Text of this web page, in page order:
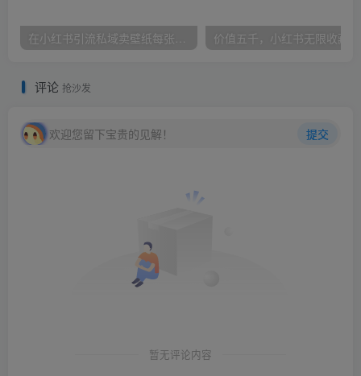
在小红书引流私域卖壁纸每张29元单日最高卖出200张(0-1搭建教程)
评论 抢沙发
欢迎您留下宝贵的见解！ 提交
暂无评论内容